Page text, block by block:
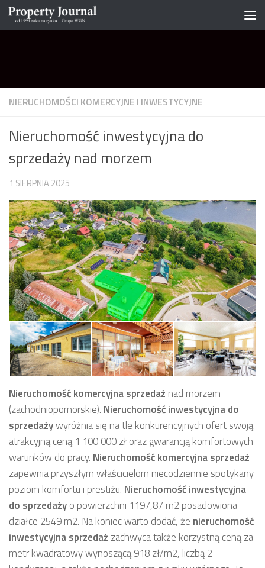
Skip to content
NIERUCHOMOŚCI KOMERCYJNE I INWESTYCYJNE
Nieruchomość inwestycyjna do
sprzedaży nad morzem
1 SIERPNIA 2025
Nieruchomość komercyjna sprzedaż nad morzem
(zachodniopomorskie). Nieruchomość inwestycyjnado
sprzedażywyróżnia się na tle konkurencyjnych ofert swoją
atrakcyjną ceną 1 100 000 zł orazgwarancją komfortowych
warunków do pracy. Nieruchomość komercyjna sprzedaż
zapewnia przyszłym właścicielom niecodziennie spotykany
poziom komfortu i prestiżu. Nieruchomość inwestycyjna
do sprzedażyo powierzchni 1197,87 m2 posadowiona
działce 2549 m2. Na koniec warto dodać, że nieruchomość
inwestycyjna sprzedaż zachwyca także korzystną ceną za
metr kwadratowy wynoszącą 918 zł/m2, liczbą 2